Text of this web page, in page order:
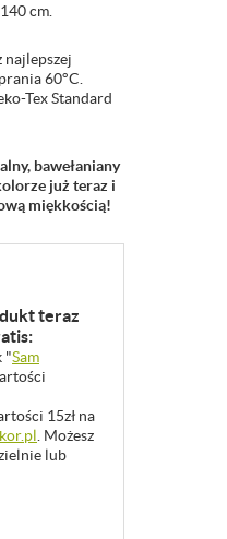
cm.
najlepszej
60°C.
Tex Standard
bawełaniany
już teraz i
miękkością!
teraz
"Sam
15zł na
. Możesz
lub